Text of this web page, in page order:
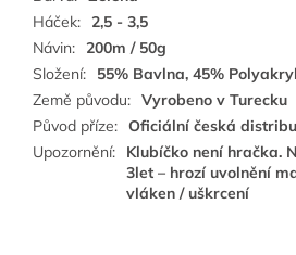
Háček: 2,5 - 3,5
Návin: 200m / 50g
Složení:
55% Bavlna, 45% Polyakryl
Země původu: Vyrobeno v Turecku
Původ příze: Oficiální česká
Upozornění:
Klubíčko není hračka.
3let – hrozí uvolnění
vláken / uškrcení